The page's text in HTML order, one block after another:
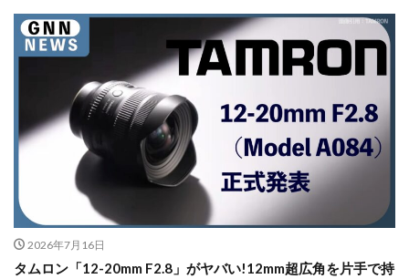
2026年7月16日
タムロン「12-20mm F2.8」がヤバい!12mm超広角を片手で持
アップル 初売り
アップルAI
アマゾン 初売り
アレクサ
インスタ リール 時間
インスタ縦長になった
インスタ表示戻す
インスタ長方形になる直し方
オータス
カメラ
キャノン
キャノン C50
キャノン レンズ
コシナ
シグマ
シグマ 135mm f/1.4
シグマ BF
シグマ BF 価格
シーピープラス2026
スターリンク
スマホ新法
スマートリング
ソニー